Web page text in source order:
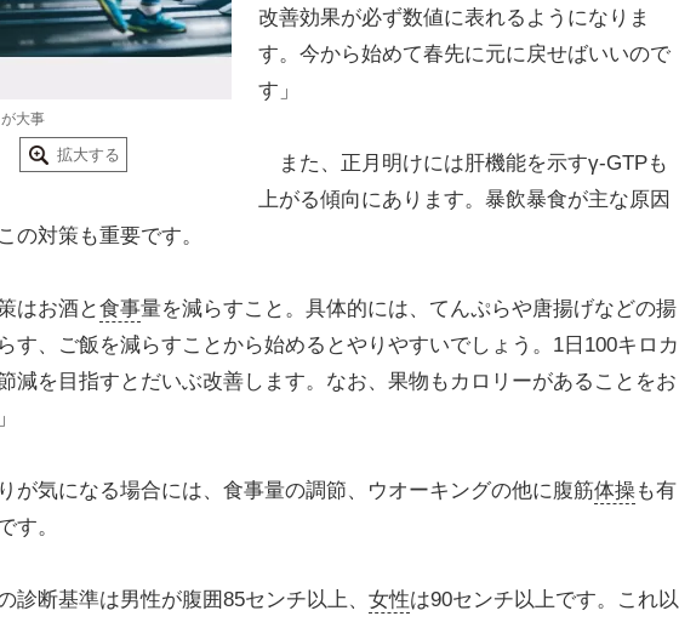
大事
拡大する
改善効果が必ず数値に表れるようになりま
す。今から始めて春先に元に戻せばいいので
す」
また、正月明けには肝機能を示すγ-GTPも
上がる傾向にあります。暴飲暴食が主な原因
の対策も重要です。
はお酒と食事量を減らすこと。具体的には、てんぷらや唐揚げなどの揚
す、ご飯を減らすことから始めるとやりやすいでしょう。1日100キロカ
減を目指すとだいぶ改善します。なお、果物もカロリーがあることをお
が気になる場合には、食事量の調節、ウオーキングの他に腹筋体操も有
す。
診断基準は男性が腹囲85センチ以上、 女性は90センチ以上です。これ以